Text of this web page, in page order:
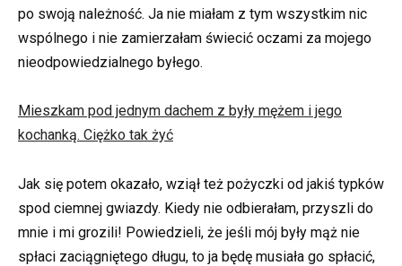
po swoją należność. Ja nie miałam z tym wszystkim nic
wspólnego i nie zamierzałam świecić oczami za mojego
nieodpowiedzialnego byłego.
Mieszkam pod jednym dachem z były mężem i jego
kochanką. Ciężko tak żyć
Jak się potem okazało, wziął też pożyczki od jakiś typków
spod ciemnej gwiazdy. Kiedy nie odbierałam, przyszli do
mnie i mi grozili! Powiedzieli, że jeśli mój były mąż nie
spłaci zaciągniętego długu, to ja będę musiała go spłacić,